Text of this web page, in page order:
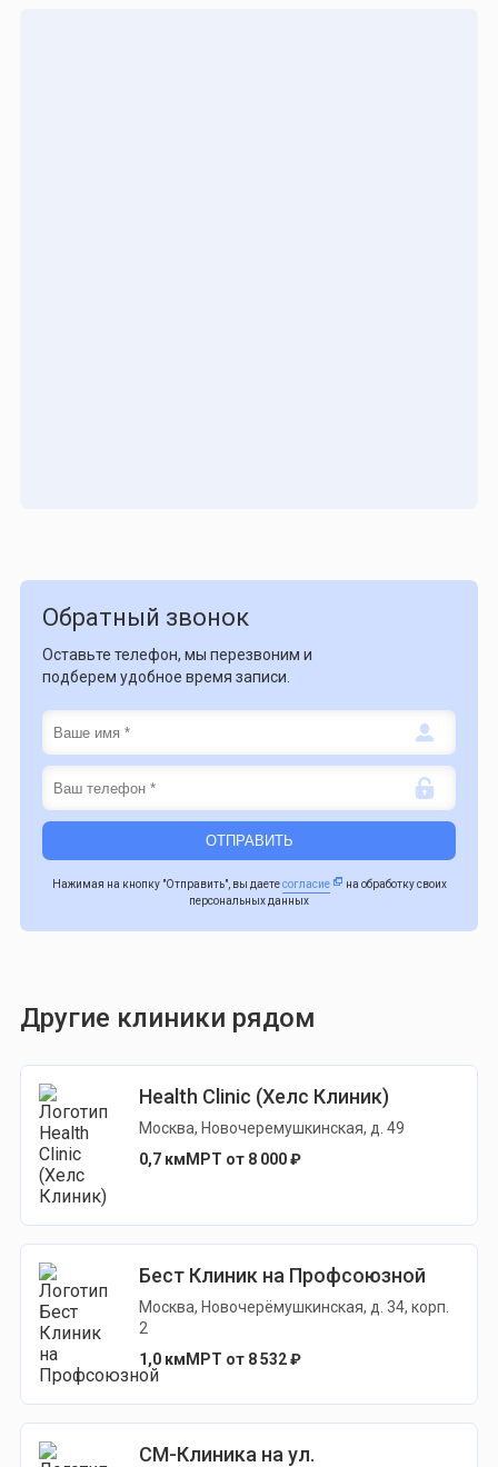
Обратный звонок
Оставьте телефон, мы перезвоним и
подберем удобное время записи.
Нажимая на кнопку "Отправить", вы даетесогласие
на обработку своих
персональных данных
Другие клиники рядом
Health Clinic (Хелс Клиник)
Москва, Новочеремушкинская, д. 49
0,7 км МРТ от 8 000 ₽
Бест Клиник на Профсоюзной
Москва, Новочерёмушкинская, д. 34, корп.
2
1,0 км МРТ от 8 532 ₽
СМ-Клиника на ул.